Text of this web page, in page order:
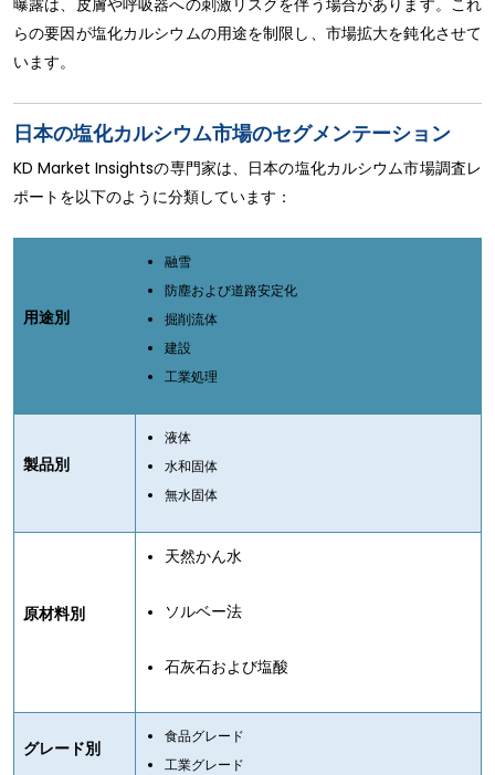
曝露は、皮膚や呼吸器への刺激リスクを伴う場合があります。これ
らの要因が塩化カルシウムの用途を制限し、市場拡大を鈍化させて
います。
日本の塩化カルシウム市場のセグメンテーション
KD Market Insightsの専門家は、日本の塩化カルシウム市場調査レ
ポートを以下のように分類しています：
用途別
融雪
防塵および道路安定化
掘削流体
建設
工業処理
製品別
液体
水和固体
無水固体
原材料別
天然かん水
ソルベー法
石灰石および塩酸
グレード別
食品グレード
工業グレード